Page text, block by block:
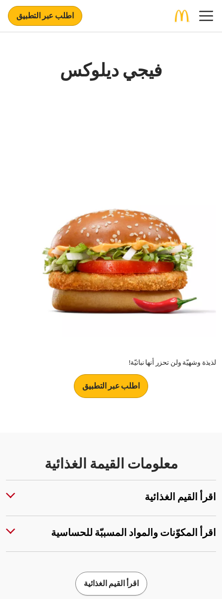
اطلب عبر التطبيق
فيجي ديلوكس
لذيذة وشهيّة ولن تحزر أنها نباتيّة!
اطلب عبر التطبيق
معلومات القيمة الغذائية
اقرأ القيم الغذائية
اقرأ المكوّنات والمواد المسببّة للحساسية
اقرأ القيم الغذائية